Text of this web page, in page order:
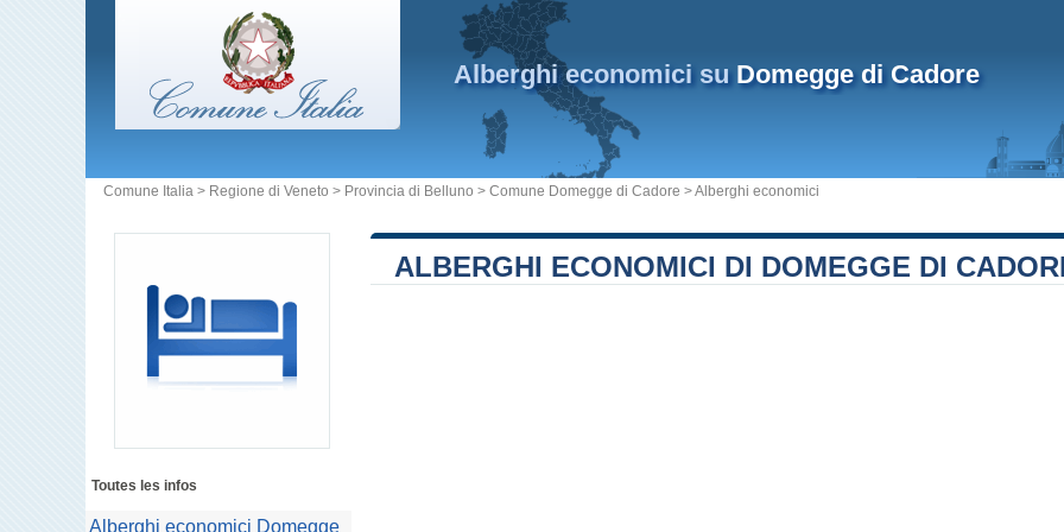
Alberghi economici suDomegge di Cadore
Comune Italia > Regione di Veneto > Provincia di Belluno > Comune Domegge di Cadore > Alberghi economici
ALBERGHI ECONOMICI DI DOMEGGE DI
Toutes les infos
Alberghi economici Domegge